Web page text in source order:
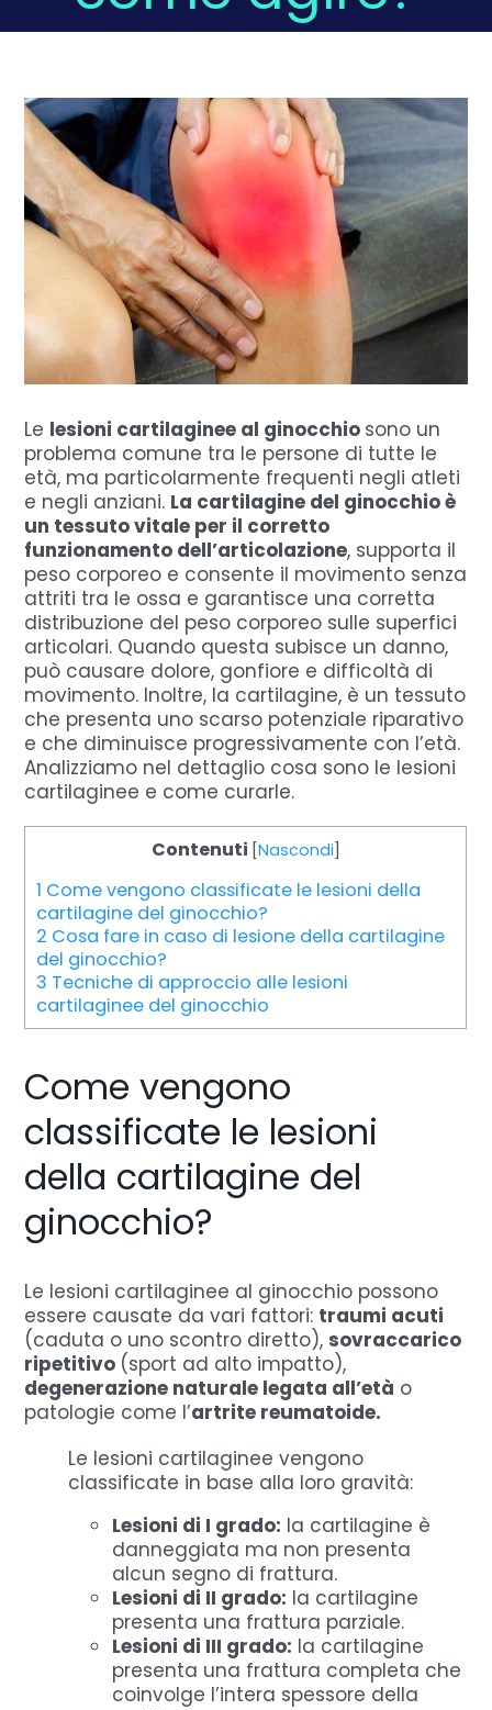
Chi sono
Press
Prenota
Le lesioni cartilaginee al ginocchio sono un
problema comune tra le persone di tutte le
età, ma particolarmente frequenti negli atleti
e negli anziani. La cartilagine del ginocchio è
un tessuto vitale per il corretto
funzionamento dell’articolazione, supporta il
peso corporeo e consente il movimento senza
attriti tra le ossa e garantisce una corretta
distribuzione del peso corporeo sulle superfici
articolari. Quando questa subisce un danno,
può causare dolore, gonfiore e difficoltà di
movimento. Inoltre, la cartilagine, è un tessuto
che presenta uno scarso potenziale riparativo
e che diminuisce progressivamente con l’età.
Analizziamo nel dettaglio cosa sono le lesioni
cartilaginee e come curarle.
Contenuti [Nascondi]
1 Come vengono classificate le lesioni della
cartilagine del ginocchio?
2 Cosa fare in caso di lesione della cartilagine
del ginocchio?
3 Tecniche di approccio alle lesioni
cartilaginee del ginocchio
Come vengono
classificate le lesioni
della cartilagine del
ginocchio?
Le lesioni cartilaginee al ginocchio possono
essere causate da vari fattori: traumi acuti
(caduta o uno scontro diretto),sovraccarico
ripetitivo (sport ad alto impatto),
degenerazione naturale legata all’età o
patologie come l’artrite reumatoide.
Le lesioni cartilaginee vengono
classificate in base alla loro gravità:
Lesioni di I grado: la cartilagine è
danneggiata ma non presenta
alcun segno di frattura.
Lesioni di II grado: la cartilagine
presenta una frattura parziale.
Lesioni di III grado: la cartilagine
presenta una frattura completa che
coinvolge l’intera spessore della